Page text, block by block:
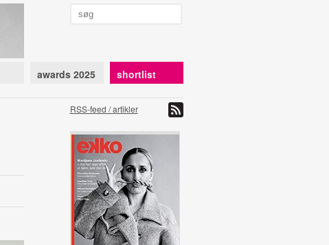
awards 2025 shortlist
RSS-feed / artikler